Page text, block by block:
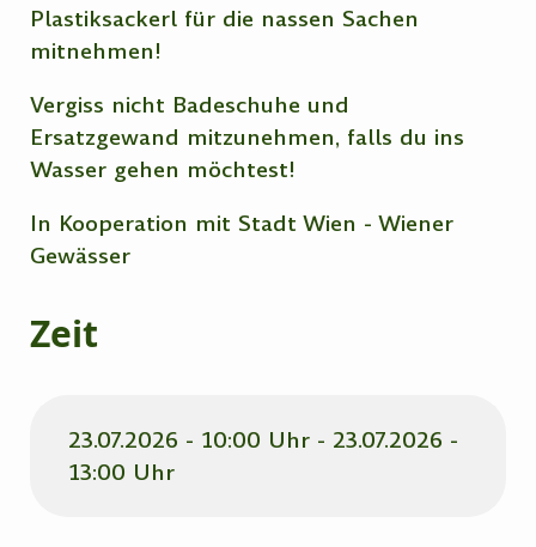
Plastiksackerl für die nassen Sachen
mitnehmen!
Vergiss nicht Badeschuhe und
Ersatzgewand mitzunehmen, falls du ins
Wasser gehen möchtest!
In Kooperation mit Stadt Wien - Wiener
Gewässer
Zeit
23.07.2026 - 10:00 Uhr - 23.07.2026 -
13:00 Uhr